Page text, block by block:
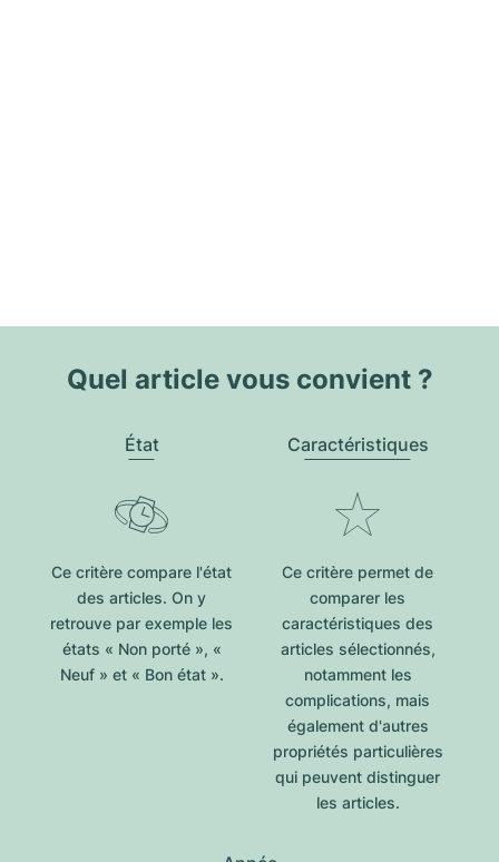
Quel article vous convient ?
État
Ce critère compare l'état
des articles. On y
retrouve par exemple les
états « Non porté », «
Neuf » et « Bon état ».
Caractéristiques
Ce critère permet de
comparer les
caractéristiques des
articles sélectionnés,
notamment les
complications, mais
également d'autres
propriétés particulières
qui peuvent distinguer
les articles.